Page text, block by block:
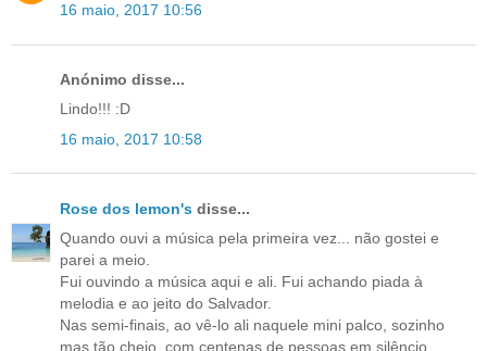
16 maio, 2017 10:56
Anónimo disse...
Lindo!!! :D
16 maio, 2017 10:58
Rose dos lemon's disse...
Quando ouvi a música pela primeira vez... não gostei e
parei a meio.
Fui ouvindo a música aqui e ali. Fui achando piada à
melodia e ao jeito do Salvador.
Nas semi-finais, ao vê-lo ali naquele mini palco, sozinho
mas tão cheio, com centenas de pessoas em silêncio...